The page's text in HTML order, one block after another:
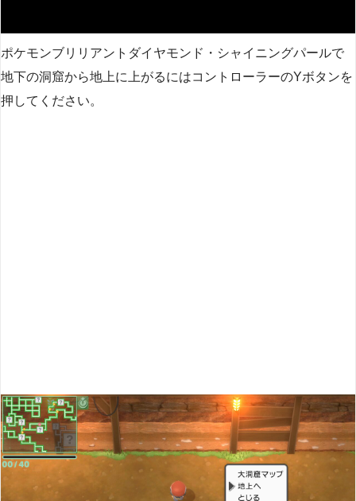
ポケモンブリリアントダイヤモンド・シャイニングパールで
地下の洞窟から地上に上がるにはコントローラーのYボタンを
押してください。